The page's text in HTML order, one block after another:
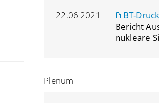
22.06.2021
BT-
Bericht
nukleare
Plenum